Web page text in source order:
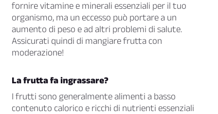
fornire vitamine e minerali essenziali per il tuo
organismo, ma un eccesso può portare a un
aumento di peso e ad altri problemi di salute.
Assicurati quindi di mangiare frutta con
moderazione!
La frutta fa ingrassare?
I frutti sono generalmente alimenti a basso
contenuto calorico e ricchi di nutrienti essenziali